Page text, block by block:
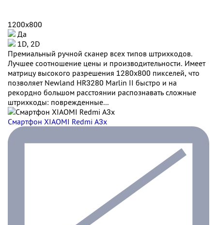
1200x800
Да
1D, 2D
Премиальный ручной сканер всех типов штрихкодов.
Лучшее соотношение цены и производительности. Имеет
матрицу высокого разрешения 1280x800 пикселей, что
позволяет Newland HR3280 Marlin II быстро и на
рекордно большом расстоянии распознавать сложные
штрихкоды: поврежденные...
Смартфон XIAOMI Redmi A3x